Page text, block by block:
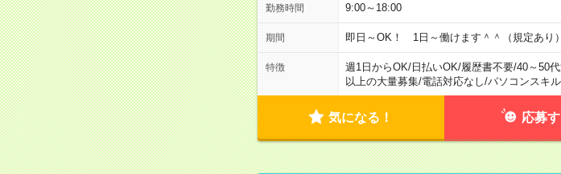
勤務時間 9:00～18:00
期間 即日～OK！ 1日～働けます＾＾（規定あり）
特徴 週1日からOK/日払いOK/履歴書不要/40～50
以上の大量募集/電話対応なし/パソコンスキ
気になる！ 応募